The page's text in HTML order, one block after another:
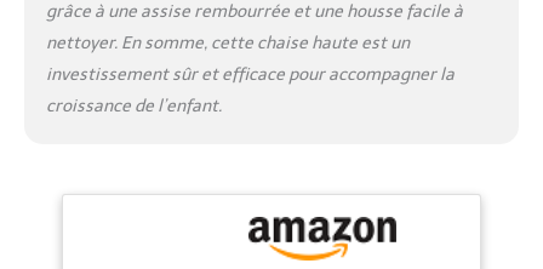
années
grâce à une assise rembourrée et une housse facile à
nettoyer. En somme, cette chaise haute est un
investissement sûr et efficace pour accompagner la
croissance de l’enfant.